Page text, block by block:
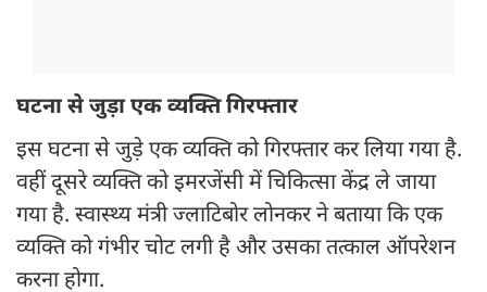
घटना से जुड़ा एक व्यक्ति गिरफ्तार
इस घटना से जुड़े एक व्यक्ति को गिरफ्तार कर लिया गया है.
वहीं दूसरे व्यक्ति को इमरजेंसी में चिकित्सा केंद्र ले जाया
गया है. स्वास्थ्य मंत्री ज्लाटिबोर लोनकर ने बताया कि एक
व्यक्ति को गंभीर चोट लगी है और उसका तत्काल ऑपरेशन
करना होगा.